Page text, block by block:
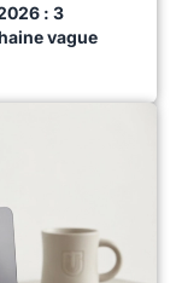
: 3
vague